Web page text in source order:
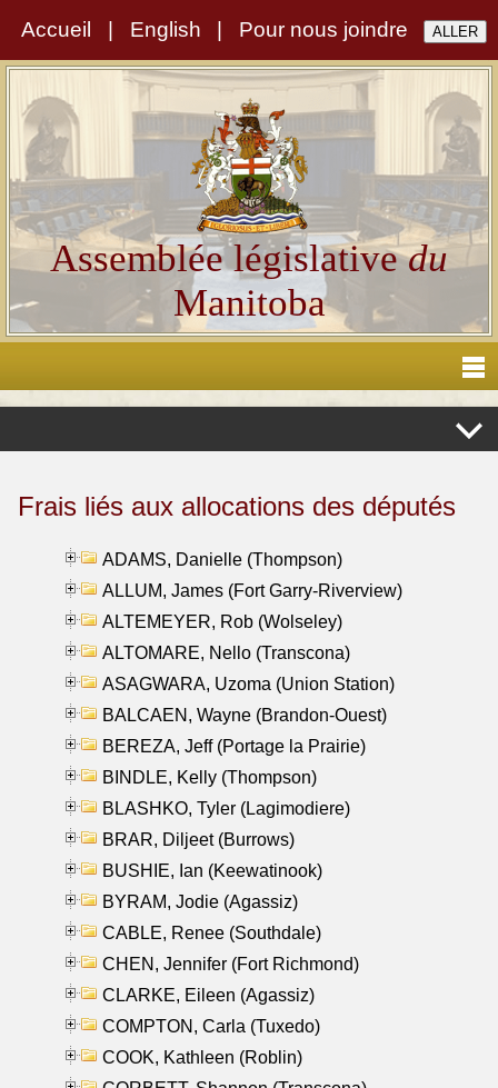
Accueil English Pour nous joindre
Assemblée législativedu
Manitoba
Frais liés aux allocations des députés
ADAMS, Danielle (Thompson)
ALLUM, James (Fort Garry-Riverview)
ALTEMEYER, Rob (Wolseley)
ALTOMARE, Nello (Transcona)
ASAGWARA, Uzoma (Union Station)
BALCAEN, Wayne (Brandon-Ouest)
BEREZA, Jeff (Portage la Prairie)
BINDLE, Kelly (Thompson)
BLASHKO, Tyler (Lagimodiere)
BRAR, Diljeet (Burrows)
BUSHIE, Ian (Keewatinook)
BYRAM, Jodie (Agassiz)
CABLE, Renee (Southdale)
CHEN, Jennifer (Fort Richmond)
CLARKE, Eileen (Agassiz)
COMPTON, Carla (Tuxedo)
COOK, Kathleen (Roblin)